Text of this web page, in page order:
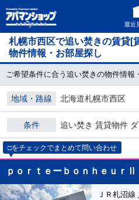
最近
札幌市西区で追い焚きの賃貸[
物件情報・お部屋探し
ご希望条件に合う追い焚きの物件情報
地域・路線 北海道札幌市西区
条件 追い焚き 賃貸物件
□をチェックでまとめて問い合わせ
ｐｏｒｔｅーｂｏｎｈｅｕｒⅡ
ＪＲ札沼